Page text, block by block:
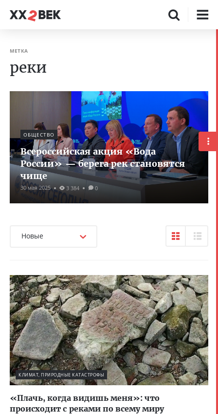
МЕТКА
реки
ОБЩЕСТВО
Всероссийская акция «Вода
России» — берега рек становятся
чище
30 мая 2025 3 384 0
Новые
КЛИМАТ, ПРИРОДНЫЕ КАТАСТРОФЫ
«Плачь, когда видишь меня»: что
происходит с реками по всему миру